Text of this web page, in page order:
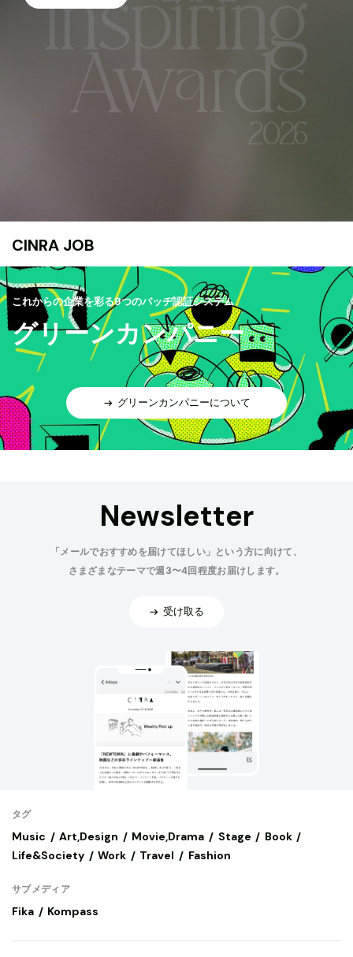
CINRA JOB
これからの企業を彩る9つのバッヂ認証システム
グリーンカンパニー
グリーンカンパニーについて
Newsletter
「メールでおすすめを届けてほしい」という方に向けて、
さまざまなテーマで週3〜4回程度お届けします。
受け取る
タグ
Music Art,Design Movie,Drama Stage
Book
Life&Society
Work Travel Fashion
サブメディア
Fika Kompass